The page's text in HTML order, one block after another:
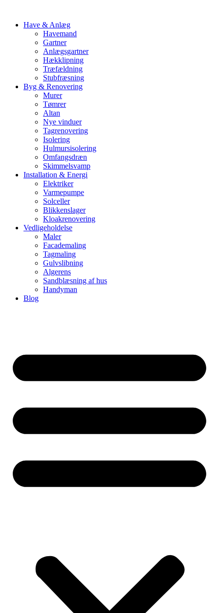
Have & Anlæg
Havemand
Gartner
Anlægsgartner
Hækklipning
Træfældning
Stubfræsning
Byg & Renovering
Murer
Tømrer
Altan
Nye vinduer
Tagrenovering
Isolering
Hulmursisolering
Omfangsdræn
Skimmelsvamp
Installation & Energi
Elektriker
Varmepumpe
Solceller
Blikkenslager
Kloakrenovering
Vedligeholdelse
Maler
Facademaling
Tagmaling
Gulvslibning
Algerens
Sandblæsning af hus
Handyman
Blog